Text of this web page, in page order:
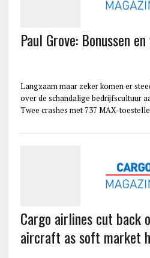
Paul Grove: Bonussen
Langzaam maar zeker komen er
over de schandalige bedrijfscultuur
Twee crashes met 737 MAX-
Cargo airlines cut back
aircraft as soft market